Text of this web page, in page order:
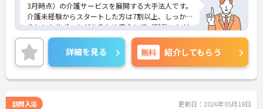
3月時点）の介護サービスを展開する大手法人です。
介護未経験からスタートした方は7割以上、しっか
りとしたサポートがあるため安心してご就業いただ
けます。お風呂に入れなくて困っている方に、手を
差し伸べてあげられるとてもやりがいのあるお仕事
です。ご興味ある方には、面接対策ポイントなど、
さらに詳細をお話しいたしますのでお気軽にご相談
ください！
詳細を見る 無料 紹介してもらう
訪問入浴 更新日：2026年05月18日